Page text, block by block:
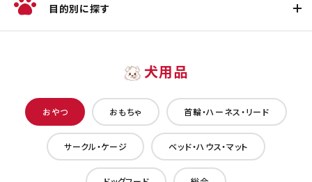
目的別に探す
犬用品
おやつ おもちゃ 首輪・ハーネス・リード
サークル・ケージ ベッド・ハウス・マット